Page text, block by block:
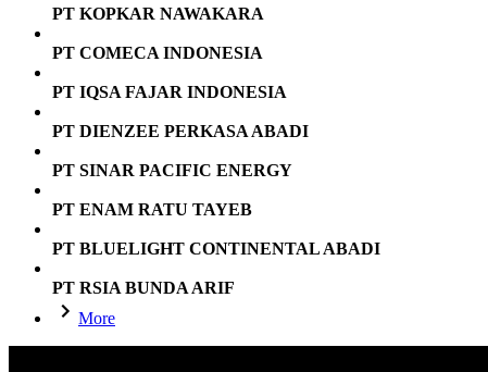
PT KOPKAR NAWAKARA
PT COMECA INDONESIA
PT IQSA FAJAR INDONESIA
PT DIENZEE PERKASA ABADI
PT SINAR PACIFIC ENERGY
PT ENAM RATU TAYEB
PT BLUELIGHT CONTINENTAL ABADI
PT RSIA BUNDA ARIF
More